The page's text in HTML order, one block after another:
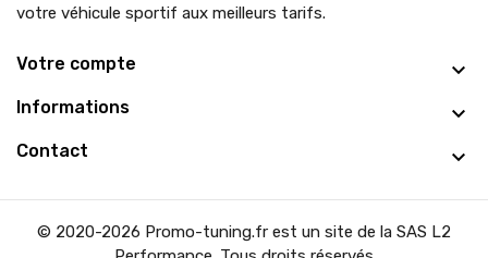
votre véhicule sportif aux meilleurs tarifs.
Votre compte
Informations
Contact
© 2020-2026 Promo-tuning.fr est un site de la SAS L2